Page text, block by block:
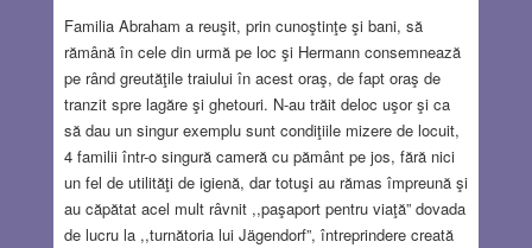
Familia Abraham a reuşit, prin cunoştinţe şi bani, să
rămână în cele din urmă pe loc şi Hermann consemnează
pe rând greutăţile traiului în acest oraş, de fapt oraş de
tranzit spre lagăre şi ghetouri. N-au trăit deloc uşor şi ca
să dau un singur exemplu sunt condiţiile mizere de locuit,
4 familii într-o singură cameră cu pământ pe jos, fără nici
un fel de utilităţi de igienă, dar totuşi au rămas împreună şi
au căpătat acel mult râvnit ,,paşaport pentru viaţă” dovada
de lucru la ,,turnătoria lui Jägendorf”, întreprindere creată